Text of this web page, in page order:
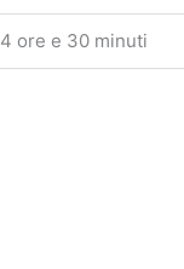
4 ore e 30 minuti